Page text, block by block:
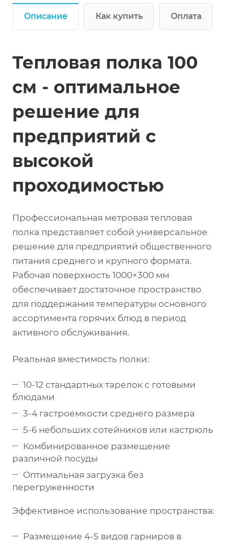
Описание Как купить Оплата
Тепловая полка 100
см - оптимальное
решение для
предприятий с
высокой
проходимостью
Профессиональная метровая тепловая
полка представляет собой универсальное
решение для предприятий общественного
питания среднего и крупного формата.
Рабочая поверхность 1000×300 мм
обеспечивает достаточное пространство
для поддержания температуры основного
ассортимента горячих блюд в период
активного обслуживания.
Реальная вместимость полки:
10-12 стандартных тарелок с готовыми
блюдами
3-4 гастроемкости среднего размера
5-6 небольших сотейников или кастрюль
Комбинированное размещение
различной посуды
Оптимальная загрузка без
перегруженности
Эффективное использование пространства:
Размещение 4-5 видов гарниров в